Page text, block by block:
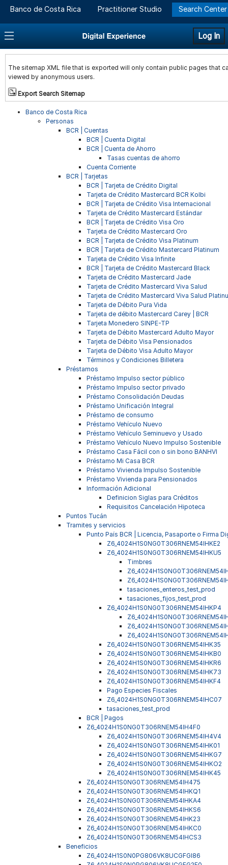
Banco de Costa Rica Practitioner Studio Search Center
Log In
The sitemap XML file that is exported will only contain public pages that
viewed by anonymous users.
Export Search Sitemap
Banco de Costa Rica
Personas
BCR | Cuentas
BCR | Cuenta Digital
BCR | Cuenta de Ahorro
Tasas cuentas de ahorro
Cuenta Corriente
BCR | Tarjetas
BCR | Tarjeta de Crédito Digital
Tarjeta de Crédito Mastercard BCR Kolbi
BCR | Tarjeta de Crédito Visa Internacional
Tarjeta de Crédito Mastercard Estándar
BCR | Tarjeta de Crédito Visa Oro
Tarjeta de Crédito Mastercard Oro
BCR | Tarjeta de Crédito Visa Platinum
BCR | Tarjeta de Crédito Mastercard Platinum
Tarjeta de Crédito Visa Infinite
BCR | Tarjeta de Crédito Mastercard Black
Tarjeta de Crédito Mastercard Jade
Tarjeta de Crédito Mastercard Viva Salud
Tarjeta de Crédito Mastercard Viva Salud
Tarjeta de Débito Pura Vida
Tarjeta de débito Mastercard Carey | BCR
Tarjeta Monedero SINPE-TP
Tarjeta de Débito Mastercard Adulto Mayor
Tarjeta de Débito Visa Pensionados
Tarjeta de Débito Visa Adulto Mayor
Términos y Condiciones Billetera
Préstamos
Préstamo Impulso sector público
Préstamo Impulso sector privado
Préstamo Consolidación Deudas
Préstamo Unificación Integral
Préstamo de consumo
Préstamo Vehículo Nuevo
Préstamo Vehículo Seminuevo y Usado
Préstamo Vehículo Nuevo Impulso Sostenible
Préstamo Casa Fácil con o sin bono BANHVI
Préstamo Mi Casa BCR
Préstamo Vivienda Impulso Sostenible
Préstamo Vivienda para Pensionados
Información Adicional
Definicion Siglas para Créditos
Requisitos Cancelación Hipoteca
Puntos Tucán
Tramites y servicios
Punto País BCR | Licencia, Pasaporte o Firma
Z6_4024H1S0NG0T306RNEM54IHKE2
Z6_4024H1S0NG0T306RNEM54IHKU5
Timbres
tasaciones_enteros_test_prod
tasaciones_fijos_test_prod
Z6_4024H1S0NG0T306RNEM54IHKP4
Z6_4024H1S0NG0T306RNEM54IHK35
Z6_4024H1S0NG0T306RNEM54IHKB0
Z6_4024H1S0NG0T306RNEM54IHKR6
Z6_4024H1S0NG0T306RNEM54IHK73
Z6_4024H1S0NG0T306RNEM54IHKF4
Pago Especies Fiscales
Z6_4024H1S0NG0T306RNEM54IHC07
tasaciones_test_prod
BCR | Pagos
Z6_4024H1S0NG0T306RNEM54IH4F0
Z6_4024H1S0NG0T306RNEM54IH4V4
Z6_4024H1S0NG0T306RNEM54IHK01
Z6_4024H1S0NG0T306RNEM54IHKG7
Z6_4024H1S0NG0T306RNEM54IHKO2
Z6_4024H1S0NG0T306RNEM54IHK45
Z6_4024H1S0NG0T306RNEM54IH475
Z6_4024H1S0NG0T306RNEM54IHKQ1
Z6_4024H1S0NG0T306RNEM54IHKA4
Z6_4024H1S0NG0T306RNEM54IHKS6
Z6_4024H1S0NG0T306RNEM54IHK23
Z6_4024H1S0NG0T306RNEM54IHKC0
Z6_4024H1S0NG0T306RNEM54IHCS3
Beneficios
Z6_4024H1S0N0PG806VK8UCGFGI86